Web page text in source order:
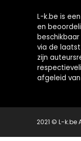
L-k.be is
en
via de
zijn
afgeleid
2021 © L-k.be